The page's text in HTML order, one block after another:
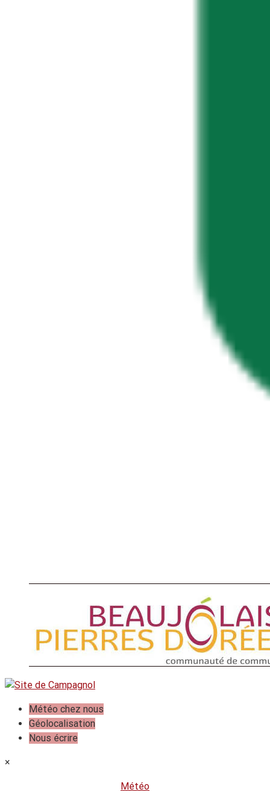
Météo chez nous
Géolocalisation
Nous écrire
×
Météo